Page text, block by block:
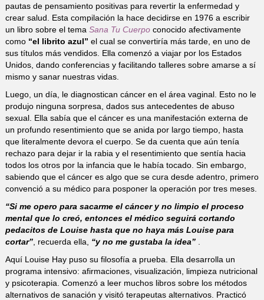
pautas de pensamiento positivas para revertir la enfermedad y
crear salud. Esta compilación la hace decidirse en 1976 a escribir
un libro sobre el tema Sana Tu Cuerpo conocido afectivamente
como “el librito azul” el cual se convertiría más tarde, en uno de
sus títulos más vendidos. Ella comenzó a viajar por los Estados
Unidos, dando conferencias y facilitando talleres sobre amarse a sí
mismo y sanar nuestras vidas.
Luego, un día, le diagnostican cáncer en el área vaginal. Esto no le
produjo ninguna sorpresa, dados sus antecedentes de abuso
sexual. Ella sabía que el cáncer es una manifestación externa de
un profundo resentimiento que se anida por largo tiempo, hasta
que literalmente devora el cuerpo. Se da cuenta que aún tenía
rechazo para dejar ir la rabia y el resentimiento que sentía hacia
todos los otros por la infancia que le había tocado. Sin embargo,
sabiendo que el cáncer es algo que se cura desde adentro, primero
convenció a su médico para posponer la operación por tres meses.
“Si me opero para sacarme el cáncer y no limpio el proceso
mental que lo creó, entonces el médico seguirá cortando
pedacitos de Louise hasta que no haya más Louise para
cortar”, recuerda ella, “y no me gustaba la idea”
Aquí Louise Hay puso su filosofía a prueba. Ella desarrolla un
programa intensivo: afirmaciones, visualización, limpieza nutricional
y psicoterapia. Comenzó a leer muchos libros sobre los métodos
alternativos de sanación y visitó terapeutas alternativos. Practicó